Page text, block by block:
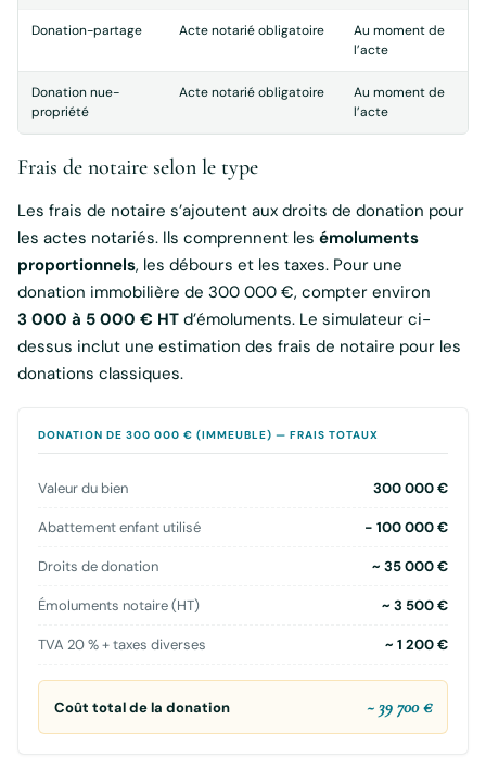
Donation-partage Acte notarié obligatoire
Au moment de
l’acte
Donation nue-
propriété
Acte notarié obligatoire
Au moment de
l’acte
Frais de notaire selon le type
Les frais de notaire s’ajoutent aux droits de donation pour
les actes notariés. Ils comprennent les émoluments
proportionnels, les débours et les taxes. Pour une
donation immobilière de 300 000 €, compter environ
3 000 à 5 000 € HT d’émoluments. Le simulateur ci-
dessus inclut une estimation des frais de notaire pour les
donations classiques.
DONATION DE 300 000 € (IMMEUBLE) — FRAIS TOTAUX
Valeur du bien 300 000 €
Abattement enfant utilisé − 100 000 €
Droits de donation ~ 35 000 €
Émoluments notaire (HT) ~ 3 500 €
TVA 20 % + taxes diverses ~ 1 200 €
Coût total de la donation ~ 39 700 €